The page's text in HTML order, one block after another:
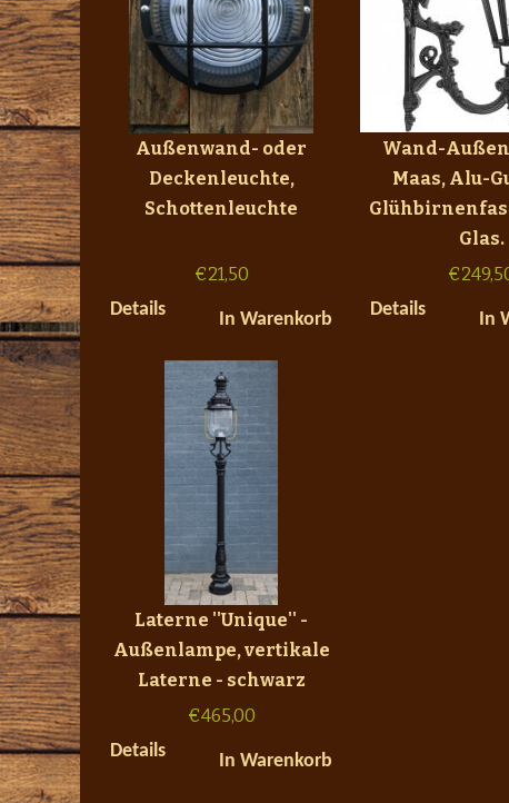
Außenwand- oder
Deckenleuchte,
Schottenleuchte
€21,50
Details
In Warenkorb
Wand-
Maas, Alu-
Glas.
€
Details
In
Laterne ''Unique'' -
Außenlampe, vertikale
Laterne - schwarz
€465,00
Details
In Warenkorb